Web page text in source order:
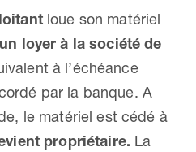
loue son matériel
loyer à la société de
à l’échéance
par la banque. A
le matériel est cédé à
propriétaire. La